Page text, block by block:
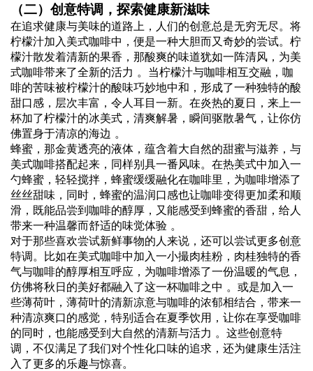
（二）创意特调，探索健康新滋味
在追求健康与美味的道路上，人们的创意总是无穷无尽。将
柠檬汁加入美式咖啡中，便是一种大胆而又奇妙的尝试。柠
檬汁散发着清新的果香，那酸爽的味道犹如一阵清风，为美
式咖啡带来了全新的活力 。当柠檬汁与咖啡相互交融，咖
啡的苦味被柠檬汁的酸味巧妙地中和，形成了一种独特的酸
甜口感，层次丰富，令人耳目一新。在炎热的夏日，来上一
杯加了柠檬汁的冰美式，清爽解暑，瞬间驱散暑气，让你仿
佛置身于清凉的海边 。
蜂蜜，那金黄透亮的液体，蕴含着大自然的甜蜜与滋养，与
美式咖啡搭配起来，同样别具一番风味。在热美式中加入一
勺蜂蜜，轻轻搅拌，蜂蜜缓缓融化在咖啡里，为咖啡增添了
丝丝甜味，同时，蜂蜜的温润口感也让咖啡变得更加柔和顺
滑，既能品尝到咖啡的醇厚，又能感受到蜂蜜的香甜，给人
带来一种温馨而舒适的味觉体验 。
对于那些喜欢尝试新鲜事物的人来说，还可以尝试更多创意
特调。比如在美式咖啡中加入一小撮肉桂粉，肉桂独特的香
气与咖啡的醇厚相互呼应，为咖啡增添了一份温暖的气息，
仿佛将秋日的美好都融入了这一杯咖啡之中 。或是加入一
些薄荷叶，薄荷叶的清新凉意与咖啡的浓郁相结合，带来一
种清凉爽口的感觉，特别适合在夏季饮用，让你在享受咖啡
的同时，也能感受到大自然的清新与活力 。这些创意特
调，不仅满足了我们对个性化口味的追求，还为健康生活注
入了更多的乐趣与惊喜。